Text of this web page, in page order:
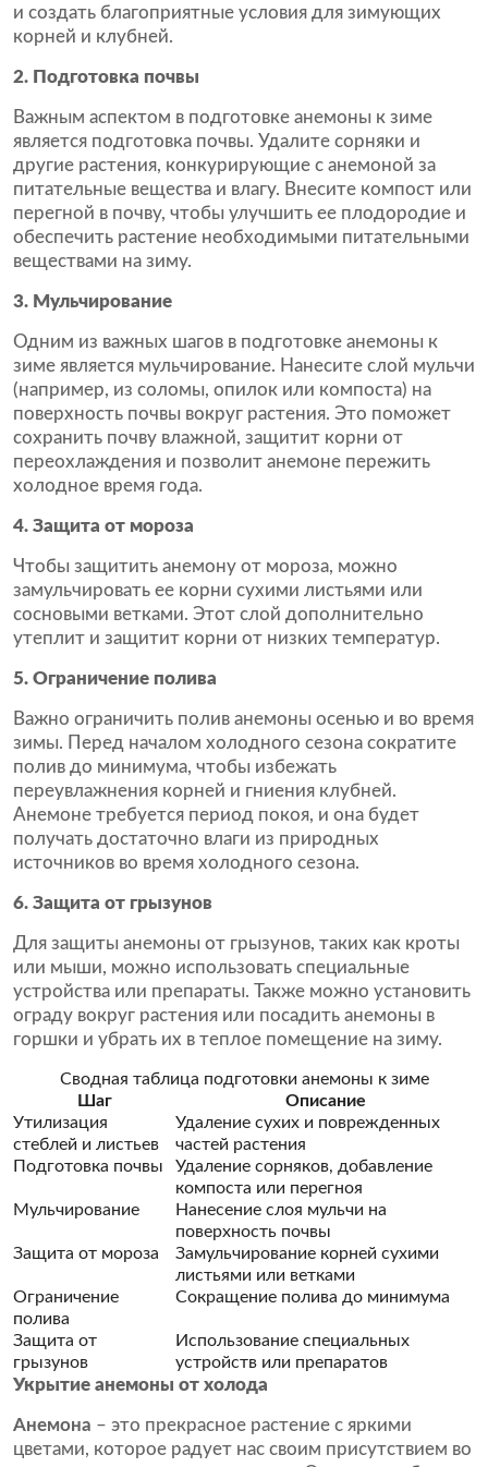
и создать благоприятные условия для зимующих
корней и клубней.
2. Подготовка почвы
Важным аспектом в подготовке анемоны к зиме
является подготовка почвы. Удалите сорняки и
другие растения, конкурирующие с анемоной за
питательные вещества и влагу. Внесите компост или
перегной в почву, чтобы улучшить ее плодородие и
обеспечить растение необходимыми питательными
веществами на зиму.
3. Мульчирование
Одним из важных шагов в подготовке анемоны к
зиме является мульчирование. Нанесите слой мульчи
(например, из соломы, опилок или компоста) на
поверхность почвы вокруг растения. Это поможет
сохранить почву влажной, защитит корни от
переохлаждения и позволит анемоне пережить
холодное время года.
4. Защита от мороза
Чтобы защитить анемону от мороза, можно
замульчировать ее корни сухими листьями или
сосновыми ветками. Этот слой дополнительно
утеплит и защитит корни от низких температур.
5. Ограничение полива
Важно ограничить полив анемоны осенью и во время
зимы. Перед началом холодного сезона сократите
полив до минимума, чтобы избежать
переувлажнения корней и гниения клубней.
Анемоне требуется период покоя, и она будет
получать достаточно влаги из природных
источников во время холодного сезона.
6. Защита от грызунов
Для защиты анемоны от грызунов, таких как кроты
или мыши, можно использовать специальные
устройства или препараты. Также можно установить
ограду вокруг растения или посадить анемоны в
горшки и убрать их в теплое помещение на зиму.
Сводная таблица подготовки анемоны к зиме
Шаг
Описание
Утилизация
стеблей и листьев
Удаление сухих и поврежденных
частей растения
Подготовка почвы
Удаление сорняков, добавление
компоста или перегноя
Мульчирование
Нанесение слоя мульчи на
поверхность почвы
Защита от мороза
Замульчирование корней сухими
листьями или ветками
Ограничение
полива
Сокращение полива до минимума
Защита от
грызунов
Использование специальных
устройств или препаратов
Укрытие анемоны от холода
Анемона – это прекрасное растение с яркими
цветами, которое радует нас своим присутствием во